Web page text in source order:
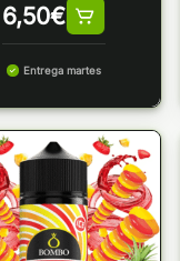
6,50€
Entrega martes